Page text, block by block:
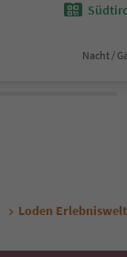
Nacht /
Loden